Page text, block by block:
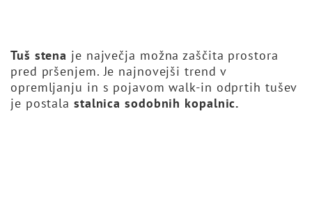
Tuš stena je največja možna zaščita prostora
pred pršenjem. Je najnovejši trend v
opremljanju in s pojavom walk-in odprtih tušev
je postala stalnica sodobnih kopalnic.